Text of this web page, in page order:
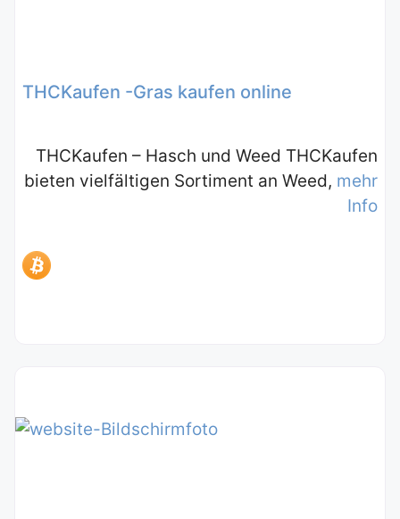
THCKaufen -Gras kaufen online
THCKaufen – Hasch und Weed THCKaufen
bieten vielfältigen Sortiment an Weed, mehr
Info